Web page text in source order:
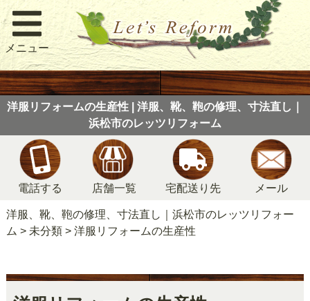
メニュー
洋服リフォームの生産性 | 洋服、靴、鞄の修理、寸法直し｜
浜松市のレッツリフォーム
電話する 店舗一覧 宅配送り先 メール
洋服、靴、鞄の修理、寸法直し｜浜松市のレッツリフォー
ム > 未分類> 洋服リフォームの生産性